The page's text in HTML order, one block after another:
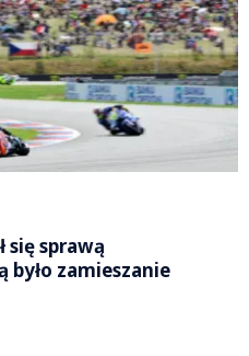
się sprawą
zamieszanie